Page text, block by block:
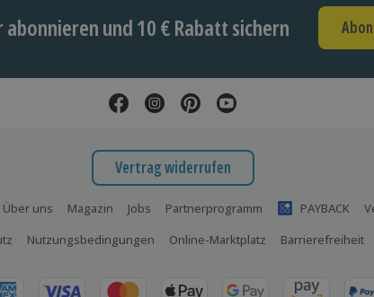
und 10 € Rabatt sichern
Vertrag widerrufen
Über uns Magazin Jobs Partnerprogramm PAYBACK
Nutzungsbedingungen Online-Marktplatz Barrierefreiheit